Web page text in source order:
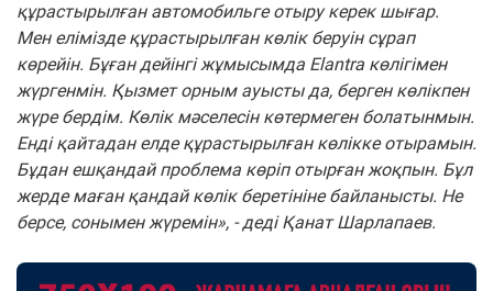
құрастырылған автомобильге отыру керек шығар.
Мен елімізде құрастырылған көлік беруін сұрап
көрейін. Бұған дейінгі жұмысымда Elantra көлігімен
жүргенмін. Қызмет орным ауысты да, берген көлікпен
жүре бердім. Көлік мәселесін көтермеген болатынмын.
Енді қайтадан елде құрастырылған көлікке отырамын.
Бұдан ешқандай проблема көріп отырған жоқпын. Бұл
жерде маған қандай көлік беретініне байланысты. Не
берсе, сонымен жүремін», - деді Қанат Шарлапаев.